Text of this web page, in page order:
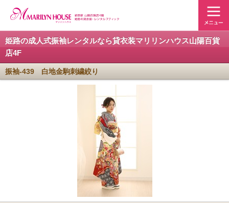
姫路の成人式振袖レンタルなら貸衣装マリリンハウス山陽百貨
店4F
振袖-439 白地金駒刺繍絞り